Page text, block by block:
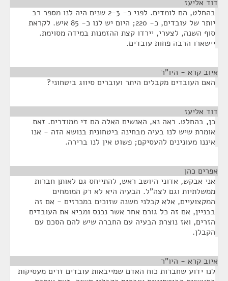
דוד אליעז
בהחלט, הם לומדים. לפני כ- 2-3 שנים היה לנו מספר רב
יותר של עובדים, כ- 220; היום יש לנו כ- 85 איש. לקראת
סוף השנה, לצערי, יירדו קצת ההזמנות במידה מסוימת.
יישארו הרבה פחות עובדים.
איוב קרא - היו"ר
האם העובדים מקבלים היתר ועוברים סיווג ביטחוני?
דוד אליעז
כן, בהחלט. ראה נא, האנשים האלה הם די ממודרים. זאת
אומרת שיש לנו בעיה מבחינה ביטחונית בנושא הזה - אנו
איננו מעונינים להעסיקם; פשוט אין לנו ברירה.
אפרים כהן
אני אבקש, אדוני היושב ראש, להתייחס גם לאותן חברות
ממשלתיות וגם לצה"ל. הבעיה היא לא רק המומחים
המקצועיים, אלא קבלני משנה שזוכים במכרזים - אם זה
בבניין, אם זה כל גורם אחר אשר נכנס ומביא את העובדים
הזרים, ואז נוצרת הבעיה עם החברה שיש להם הסכם עם
הקבלן.
איוב קרא - היו"ר
לנו ידוע שחברות כוח האדם שמייבאות עובדים זרים מעסיקות